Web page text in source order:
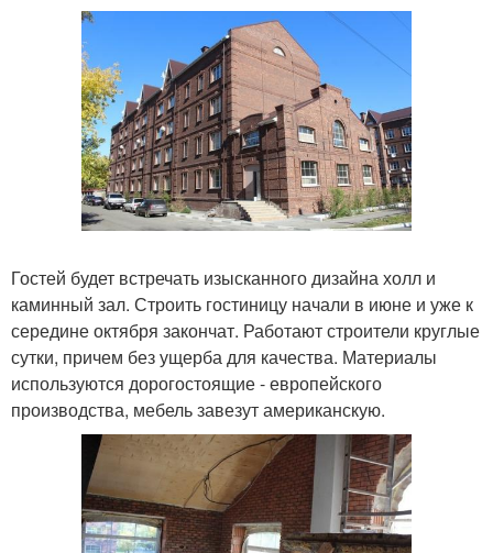
Гостей будет встречать изысканного дизайна холл и
каминный зал. Строить гостиницу начали в июне и уже к
середине октября закончат. Работают строители круглые
сутки, причем без ущерба для качества. Материалы
используются дорогостоящие - европейского
производства, мебель завезут американскую.